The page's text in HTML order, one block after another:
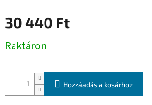
30 440 Ft
Raktáron
Hozzáadás a kosárhoz